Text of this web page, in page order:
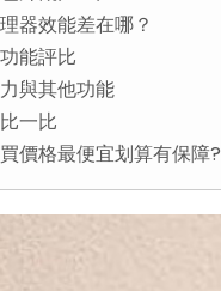
器效能差在哪？
能評比
與其他功能
一比
價格最便宜划算有保障?